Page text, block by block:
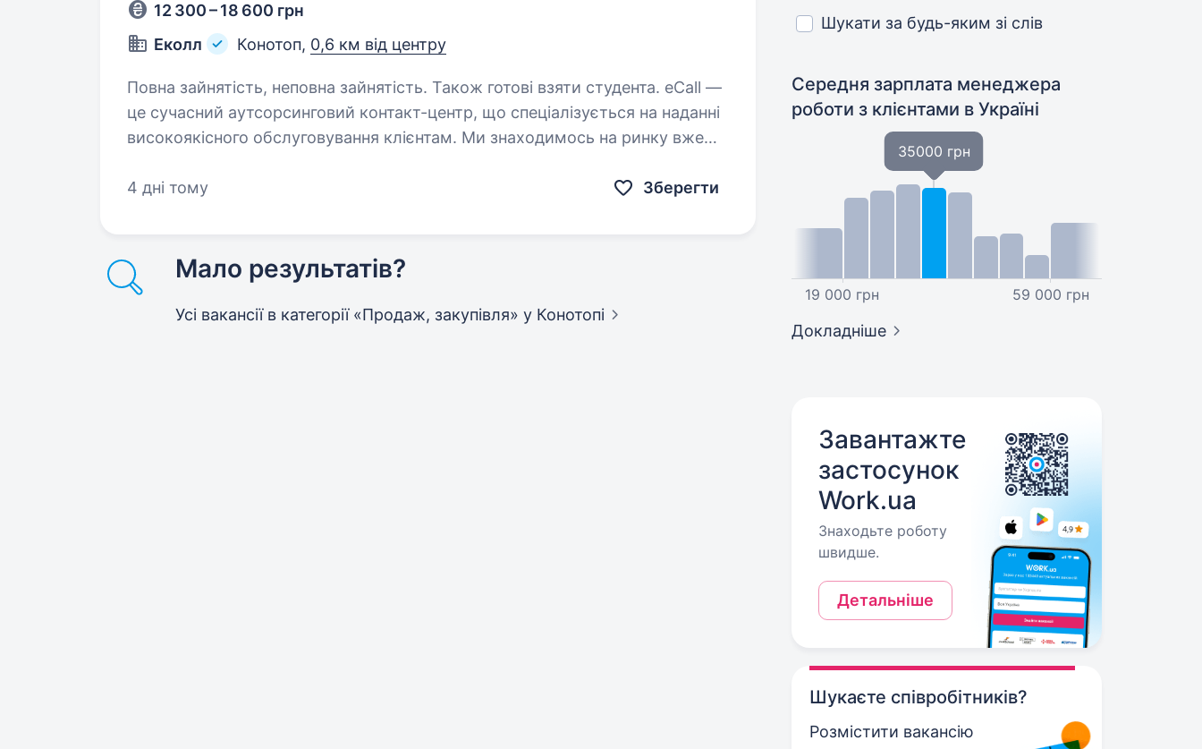
12 300 – 18 600 грн
Еколл
Конотоп, 0,6 км від центру
Повна зайнятість, неповна зайнятість. Також готові взяти студента. eCall —
це сучасний аутсорсинговий контакт-центр, що спеціалізується на наданні
високоякісного обслуговування клієнтам. Ми знаходимось на ринку вже
4 дні тому
Зберегти
Мало результатів?
Усі вакансії в категорії «Продаж, закупівля» у Конотопі
Шукати за будь-яким зі слів
Середня зарплата менеджера
роботи з клієнтами в Україні
19 000 грн
35000 грн
59 000 грн
Докладніше
Завантажте
застосунок
Work.ua
Знаходьте роботу
швидше.
Детальніше
Шукаєте співробітників?
Розмістити вакансію